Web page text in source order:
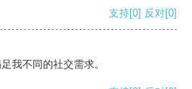
支持[0] 反对[0]
我不同的社交需求。